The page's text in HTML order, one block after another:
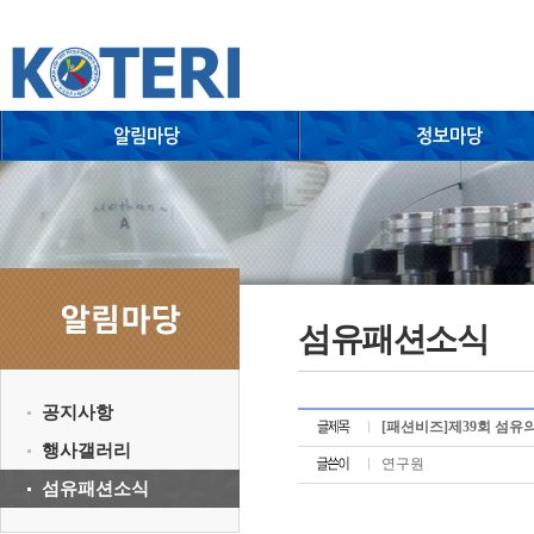
공지사항
행사갤러리
섬유패션소식
섬유패션소식
[패션비즈]제39회 섬유
연구원